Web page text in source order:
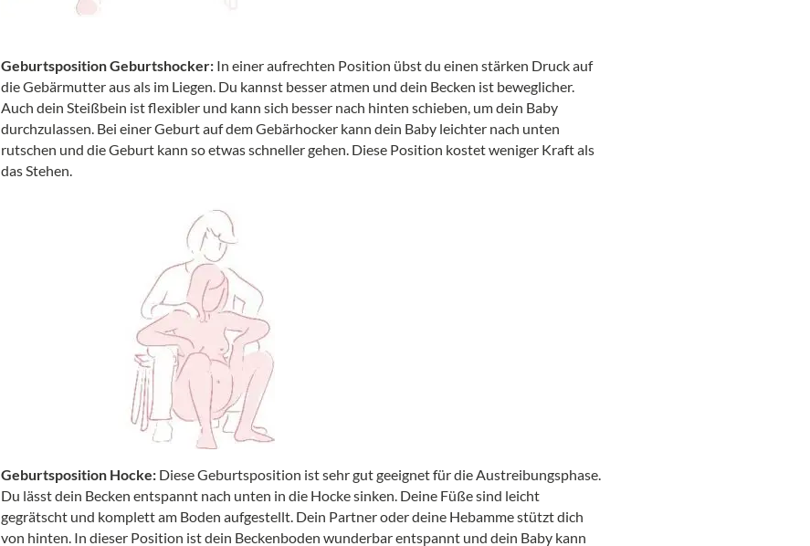
Geburtsposition Geburtshocker:In einer aufrechten Position übst du einen stärken Druck auf
die Gebärmutter aus als im Liegen. Du kannst besser atmen und dein Becken ist beweglicher.
Auch dein Steißbein ist flexibler und kann sich besser nach hinten schieben, um dein Baby
durchzulassen. Bei einer Geburt auf dem Gebärhocker kann dein Baby leichter nach unten
rutschen und die Geburt kann so etwas schneller gehen. Diese Position kostet weniger Kraft als
das Stehen.
Geburtsposition Hocke:Diese Geburtsposition ist sehr gut geeignet für die Austreibungsphase.
Du lässt dein Becken entspannt nach unten in die Hocke sinken. Deine Füße sind leicht
gegrätscht und komplett am Boden aufgestellt. Dein Partner oder deine Hebamme stützt dich
von hinten. In dieser Position ist dein Beckenboden wunderbar entspannt und dein Baby kann